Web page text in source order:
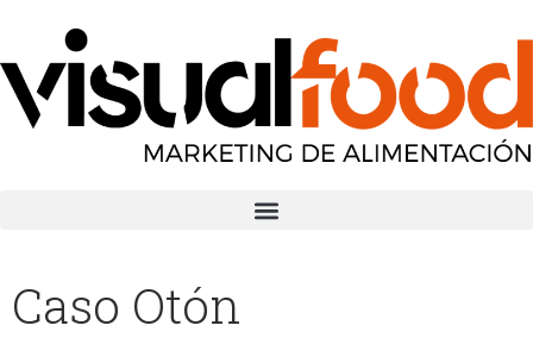
Caso Otón